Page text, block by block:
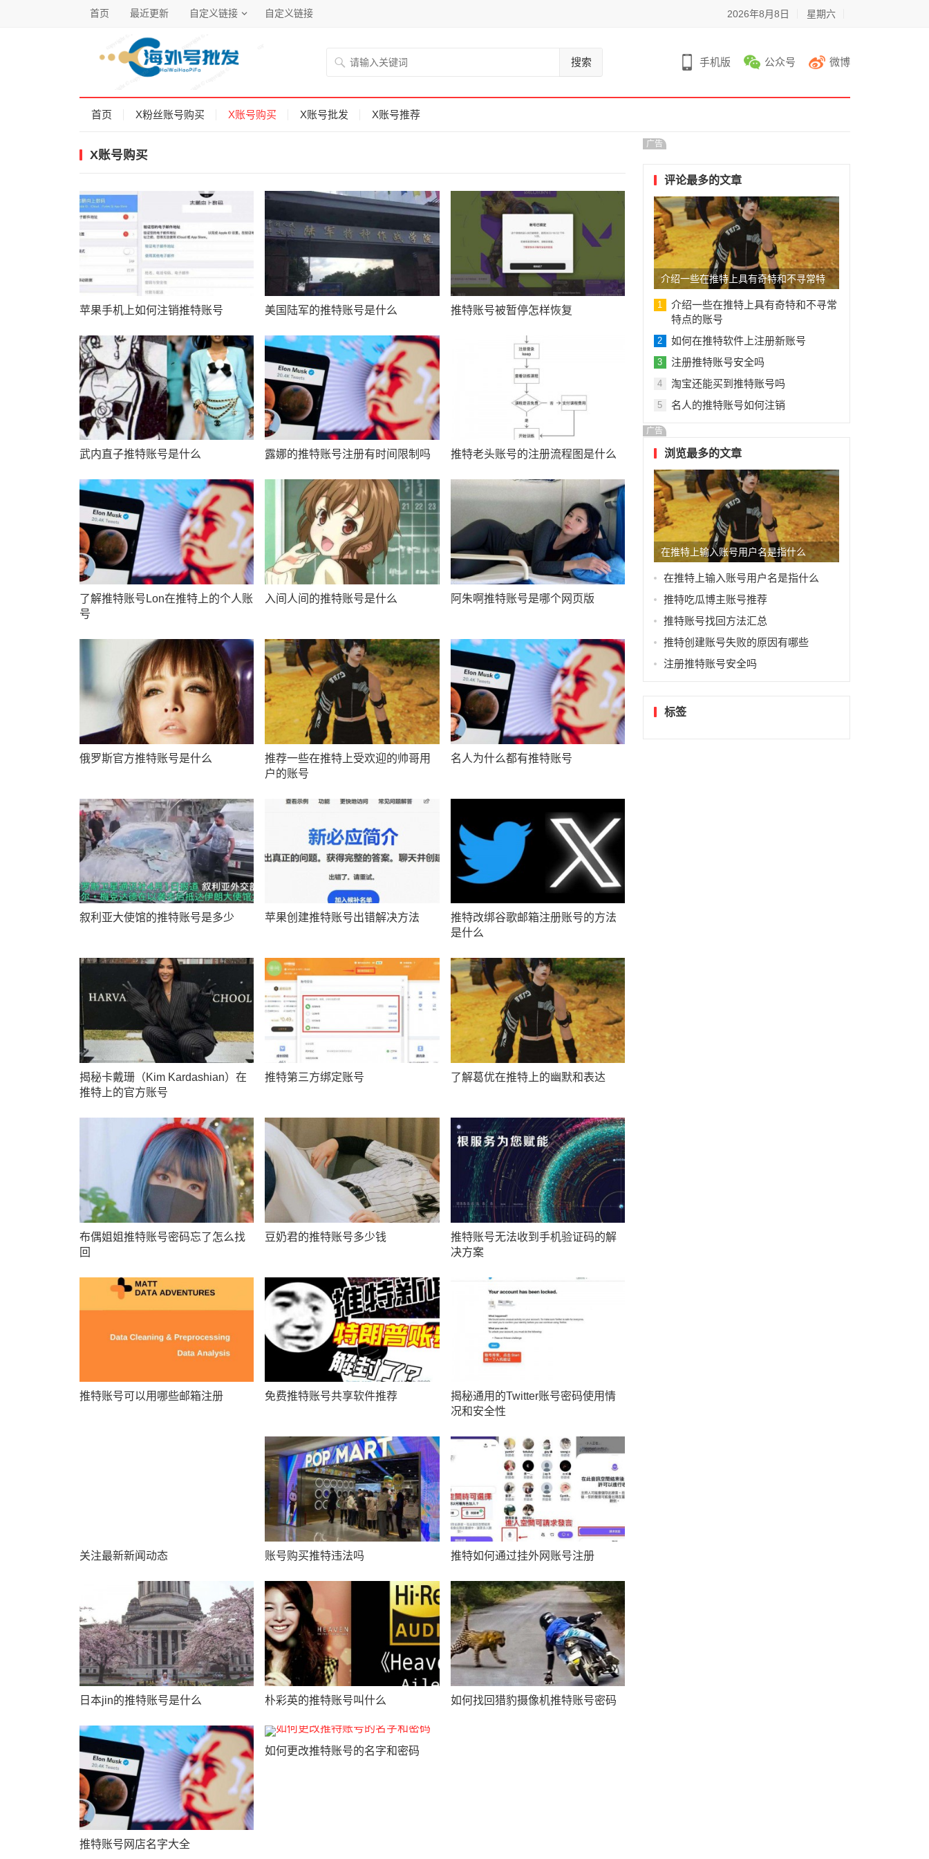
首页 最近更新 自定义链接 自定义链接 2026年8月8日 星期六
搜索 手机版 公众号 微博
首页 X粉丝账号购买 X账号购买 X账号批发 X账号推荐
X账号购买
苹果手机上如何注销推特账号 美国陆军的推特账号是什么 推特账号被暂停怎样恢复
武内直子推特账号是什么 露娜的推特账号注册有时间限制吗 推特老头账号的注册流程图是什么
了解推特账号Lon在推特上的个人账
号
入间人间的推特账号是什么 阿朱啊推特账号是哪个网页版
俄罗斯官方推特账号是什么
推荐一些在推特上受欢迎的帅哥用
户的账号
名人为什么都有推特账号
叙利亚大使馆的推特账号是多少 苹果创建推特账号出错解决方法
推特改绑谷歌邮箱注册账号的方法
是什么
揭秘卡戴珊（Kim Kardashian）在
推特上的官方账号
推特第三方绑定账号 了解葛优在推特上的幽默和表达
布偶姐姐推特账号密码忘了怎么找
回
豆奶君的推特账号多少钱
推特账号无法收到手机验证码的解
决方案
推特账号可以用哪些邮箱注册 免费推特账号共享软件推荐
揭秘通用的Twitter账号密码使用情
况和安全性
关注最新新闻动态 账号购买推特违法吗 推特如何通过挂外网账号注册
日本jin的推特账号是什么 朴彩英的推特账号叫什么 如何找回猎豹摄像机推特账号密码
推特账号网店名字大全
如何更改推特账号的名字和密码
广告
评论最多的文章
介绍一些在推特上具有奇特和不寻常特
点的账号
1
介绍一些在推特上具有奇特和不寻常
特点的账号
2 如何在推特软件上注册新账号
3 注册推特账号安全吗
4 淘宝还能买到推特账号吗
5 名人的推特账号如何注销
广告
浏览最多的文章
在推特上输入账号用户名是指什么
在推特上输入账号用户名是指什么
推特吃瓜博主账号推荐
推特账号找回方法汇总
推特创建账号失败的原因有哪些
注册推特账号安全吗
标签